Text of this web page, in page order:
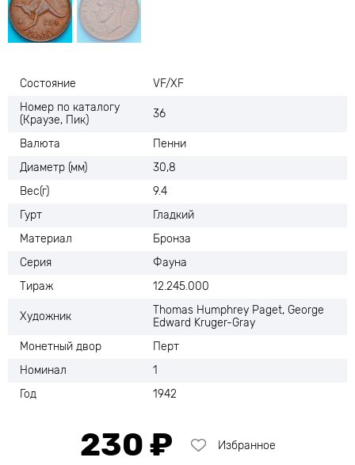
Состояние
VF/XF
Номер по каталогу
(Краузе, Пик)
36
Валюта
Пенни
Диаметр (мм)
30,8
Вес(г)
9.4
Гурт
Гладкий
Материал
Бронза
Серия
Фауна
Тираж
12.245.000
Художник
Thomas Humphrey Paget, George
Edward Kruger-Gray
Монетный двор
Перт
Номинал
1
Год
1942
230 ₽ Избранное